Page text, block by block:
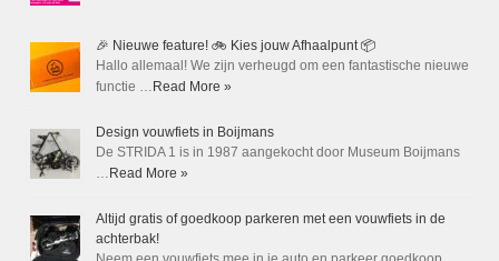
🎉 Nieuwe feature! 🚲 Kies jouw Afhaalpunt 📦
Hallo allemaal! We zijn verheugd om een fantastische nieuwe
functie … Read More »
Design vouwfiets in Boijmans
De STRIDA 1 is in 1987 aangekocht door Museum Boijmans
Read More »
Altijd gratis of goedkoop parkeren met een vouwfiets in de
achterbak!